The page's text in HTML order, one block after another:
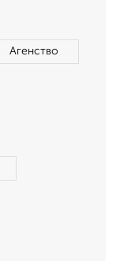
Агенство